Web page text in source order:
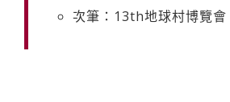
次筆：13th地球村博覽會